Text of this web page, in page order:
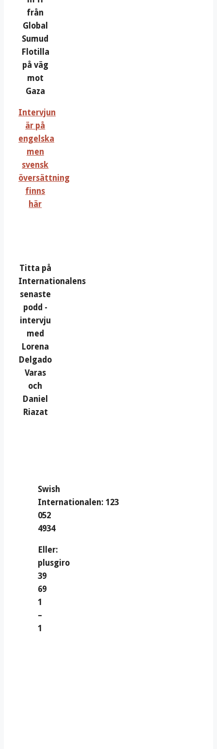
från
Global
Sumud
Flotilla
på väg
mot
Gaza
Intervjun
är på
engelska
men
svensk
översättning
finns
här
Titta på
Internationalens
senaste
podd -
intervju
med
Lorena
Delgado
Varas
och
Daniel
Riazat
Swish
Internationalen: 123
052
4934
Eller:
plusgiro
39
69
1
–
1